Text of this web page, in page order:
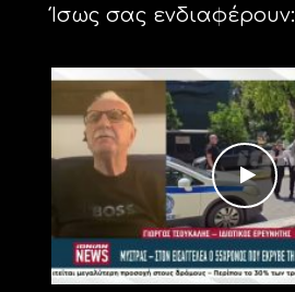
Ίσως σας ενδιαφέρουν: